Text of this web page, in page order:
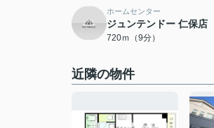
ホームセンター
ジュンテンドー 仁保店
720ｍ（9分）
近隣の物件